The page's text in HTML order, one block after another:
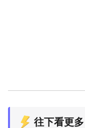
往下看更多